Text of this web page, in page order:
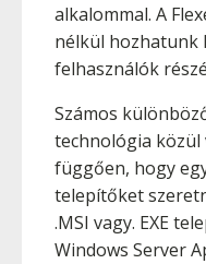
alkalommal. A
nélkül hozhatunk
felhasználók
Számos
technológia
függően, hogy
telepítőket
.MSI vagy. EXE
Windows Server